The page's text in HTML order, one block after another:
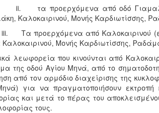
από οδό Γιαμαλάκη
Καλοκαιρινού, Μονής Καρδιωτίσσης,
από Καλοκαιρινού
Καλοκαιρινού, Μονής Καρδιωτίσσης,
λεωφορεία που κινούνται από
της οδού Αγίου Μηνά, από το
από τον αρμόδιο διαχείρισης της
για να πραγματοποιήσουν
και μετά το πέρας του
τους.